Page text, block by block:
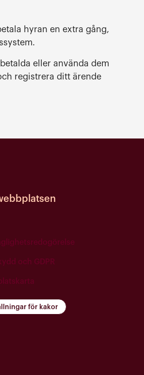
hyran en extra gång,
eller använda dem
registrera ditt ärende
och GDPR
för kakor